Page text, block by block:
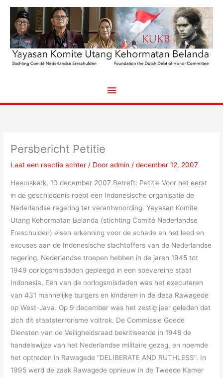
inhoud
Hoofdmenu
Persbericht Petitie
Laat een reactie achter / Dooradmin/december 12, 2007
Heemskerk, 10 december 2007 Betreft: Petitie Voor het eerst
in de geschiedenis roept een Indonesische organisatie de
Nederlandse regering ter verantwoording. Yayasan Komite
Utang Kehormatan Belanda (stichting Comité Nederlandse
Ereschulden) eisen erkenning voor de schade en het leed en
excuses aan de Indonesische slachtoffers van de Nederlandse
regering. Nederlandse troepen hebben in de jaren 1945 tot
1949 oorlogsmisdaden gepleegd in een soevereine staat
Indonesia. Een van de oorlogsmisdaden was het executeren
van 431 mannelijke burgers en kinderen in de desa Rawagede
op West-Java. Op 9 december was het zestig jaar geleden dat
zich dit staatsterrorisme voltrok. De Commissie Goede
Diensten van de Veiligheidsraad bekritiseerde in 1948 de
handelswijze van het Nederlandse militaire gezag, en noemde
het optreden in Rawagede “DELIBERATE AND RUTHLESS”. In
1995 werd de zaak Rawagede opnieuw in de Tweede Kamer